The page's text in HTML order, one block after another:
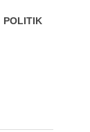
POLITIK